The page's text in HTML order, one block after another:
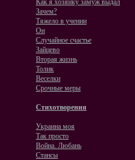
Как я хозяйку замуж выдал
Зачем?
Тяжело в учении
Он
Случайное счастье
Зайцево
Вторая жизнь
Толик
Веселки
Срочные меры
Стихотворения
Украина моя
Так просто
Война. Любань
Стансы